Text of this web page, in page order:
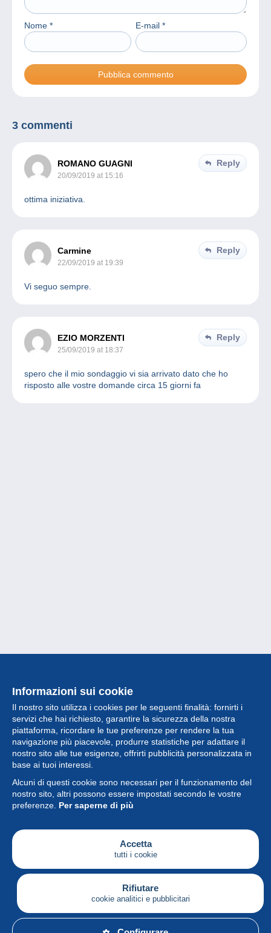
Nome * E-mail *
3 commenti
ROMANO GUAGNI
20/09/2019 at 15:16
Reply
ottima iniziativa.
Carmine
22/09/2019 at 19:39
Reply
Vi seguo sempre.
EZIO MORZENTI
25/09/2019 at 18:37
Reply
spero che il mio sondaggio vi sia arrivato dato che ho
risposto alle vostre domande circa 15 giorni fa
Informazioni sui cookie
Il nostro sito utilizza i cookies per le seguenti finalità: fornirti i
servizi che hai richiesto, garantire la sicurezza della nostra
piattaforma, ricordare le tue preferenze per rendere la tua
navigazione più piacevole, produrre statistiche per adattare il
nostro sito alle tue esigenze, offrirti pubblicità personalizzata in
base ai tuoi interessi.
Alcuni di questi cookie sono necessari per il funzionamento del
nostro sito, altri possono essere impostati secondo le vostre
preferenze. Per saperne di più
Accetta
tutti i cookie
Rifiutare
cookie analitici e pubblicitari
Collezione
Novità
Funzione
Società
Servizi
Sta scrivendo
Italiano